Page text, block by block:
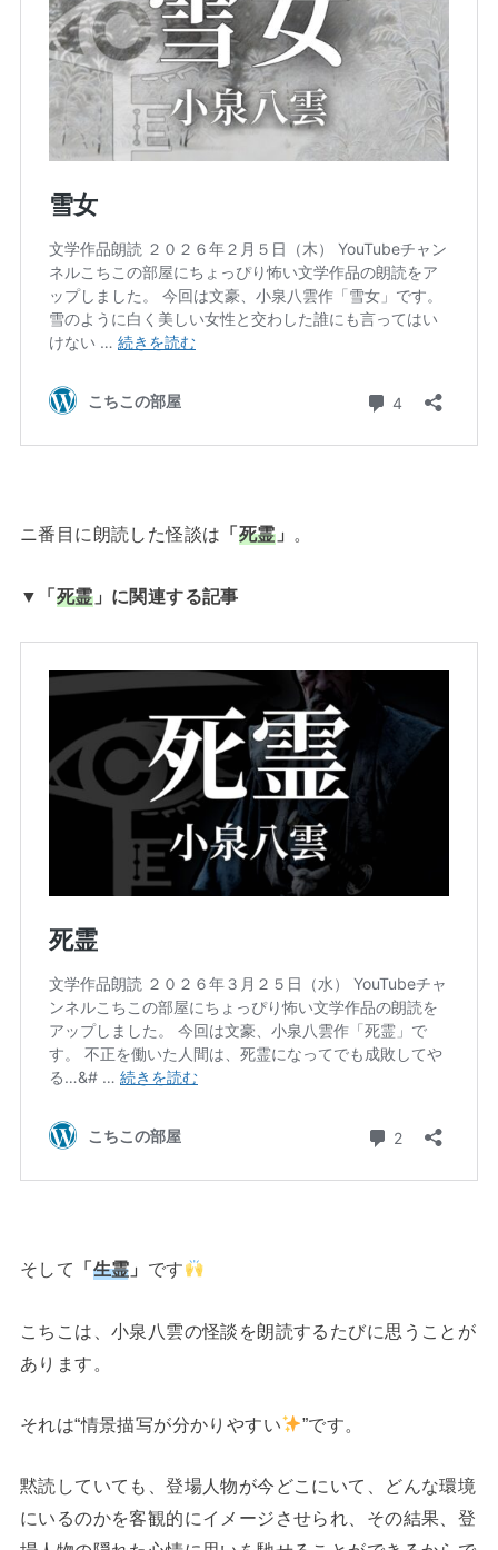
ニ番目に朗読した怪談は 「死霊」 。
▼「死霊」に関連する記事
そして 「 生霊 」 です
こちこは、小泉八雲の怪談を朗読するたびに思うことが
あります。
それは“情景描写が分かりやすい ”です。
黙読していても、登場人物が今どこにいて、どんな環境
にいるのかを客観的にイメージさせられ、その結果、登